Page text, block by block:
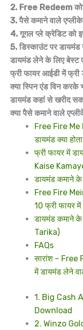
2. Free Redeem
3. पैसे कमाने वाले
4. गूगल प्ले क्रेडिट को
5. डिस्काउंट पर डायमंड
डायमंड लेने के लिए बेस्ट
फ्री फायर आईडी में
क्या स्पिन एंड विन
डायमंड कहां से खरीद
क्या पैसे कमाने वाले
Free Fire Me
डायमंड क्या
फ्री फायर में
Kaise
डायमंड कमाने
Free Fire
10 फ्री फायर
डायमंड कमाने
Tarika)
FAQs
सारांश –
में डायमंड लेने
1. Big Cash
Download
2. Winzo